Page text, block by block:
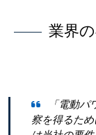
業界
アリング市場」
Nesterに